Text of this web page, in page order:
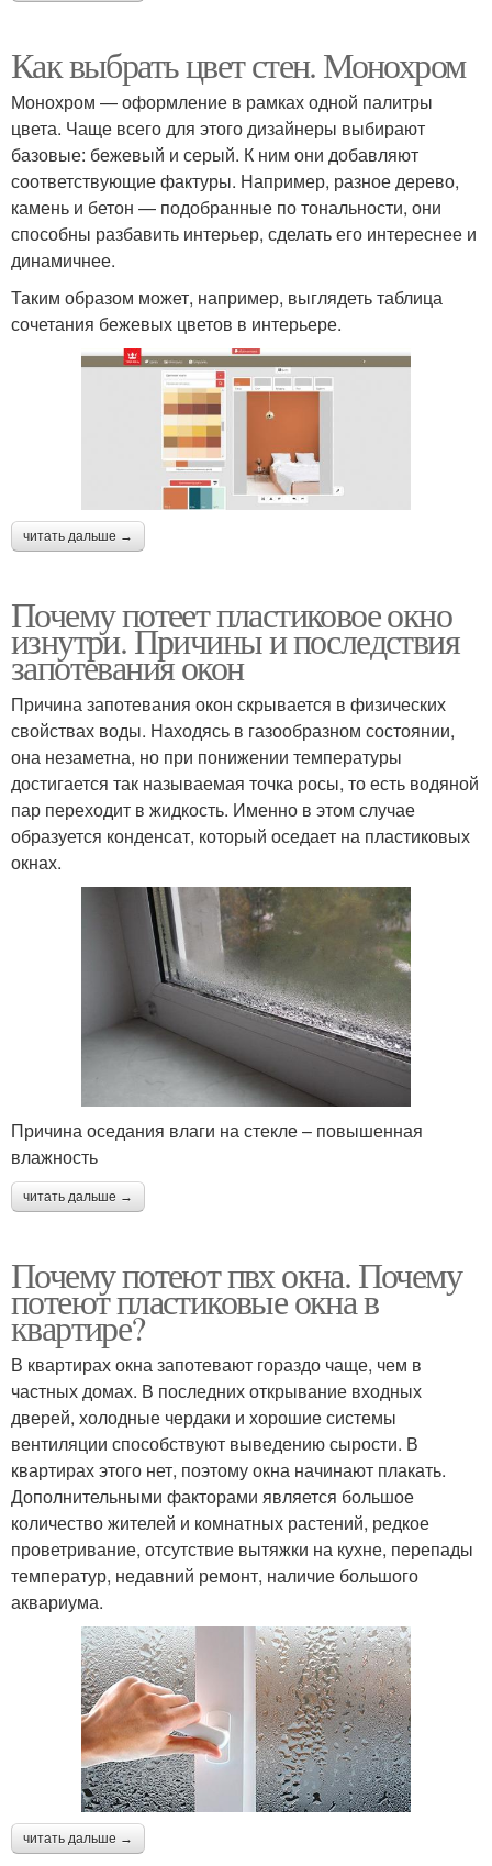
Как выбрать цвет стен. Монохром
Монохром — оформление в рамках одной палитры
цвета. Чаще всего для этого дизайнеры выбирают
базовые: бежевый и серый. К ним они добавляют
соответствующие фактуры. Например, разное дерево,
камень и бетон — подобранные по тональности, они
способны разбавить интерьер, сделать его интереснее и
динамичнее.
Таким образом может, например, выглядеть таблица
сочетания бежевых цветов в интерьере.
читать дальше →
Почему потеет пластиковое окно
изнутри. Причины и последствия
запотевания окон
Причина запотевания окон скрывается в физических
свойствах воды. Находясь в газообразном состоянии,
она незаметна, но при понижении температуры
достигается так называемая точка росы, то есть водяной
пар переходит в жидкость. Именно в этом случае
образуется конденсат, который оседает на пластиковых
окнах.
Причина оседания влаги на стекле – повышенная
влажность
читать дальше →
Почему потеют пвх окна. Почему
потеют пластиковые окна в
квартире?
В квартирах окна запотевают гораздо чаще, чем в
частных домах. В последних открывание входных
дверей, холодные чердаки и хорошие системы
вентиляции способствуют выведению сырости. В
квартирах этого нет, поэтому окна начинают плакать.
Дополнительными факторами является большое
количество жителей и комнатных растений, редкое
проветривание, отсутствие вытяжки на кухне, перепады
температур, недавний ремонт, наличие большого
аквариума.
читать дальше →